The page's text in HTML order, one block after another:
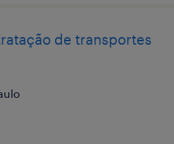
de transportes